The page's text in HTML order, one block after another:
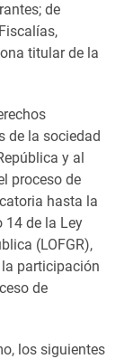
de
titular de la
de la sociedad
y al
proceso de
hasta la
14 de la Ley
(LOFGR),
participación
de
los siguientes